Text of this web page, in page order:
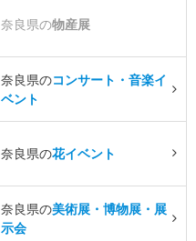
奈良県の物産展
奈良県のコンサート・音楽イ
ベント
奈良県の花イベント
奈良県の美術展・博物展・展
示会